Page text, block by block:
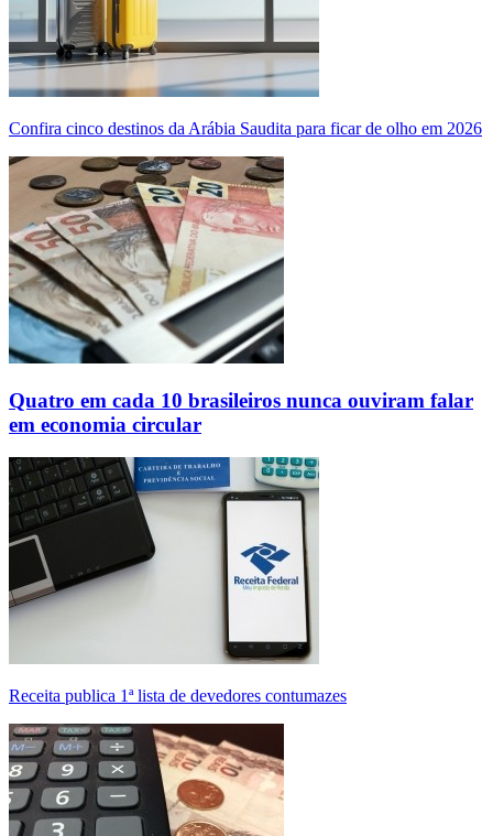
Confira cinco destinos da Arábia Saudita para ficar de olho em 2026
Quatro em cada 10 brasileiros nunca ouviram falar
em economia circular
Receita publica 1ª lista de devedores contumazes